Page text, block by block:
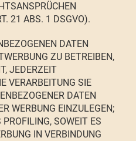
21 ABS. 1 DSGVO).
DATEN
ZU BETREIBEN,
JEDERZEIT
VERARBEITUNG SIE
DATEN
WERBUNG EINZULEGEN;
SOWEIT ES
IN VERBINDUNG